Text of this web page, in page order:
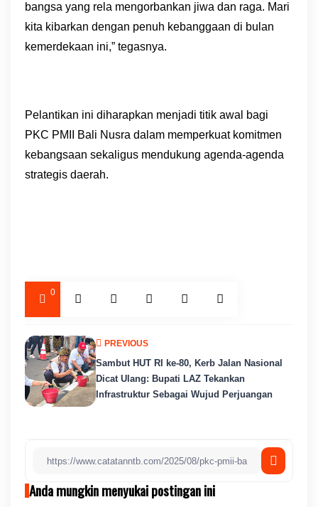
bangsa yang rela mengorbankan jiwa dan raga. Mari
kita kibarkan dengan penuh kebanggaan di bulan
kemerdekaan ini,” tegasnya.
Pelantikan ini diharapkan menjadi titik awal bagi
PKC PMII Bali Nusra dalam memperkuat komitmen
kebangsaan sekaligus mendukung agenda-agenda
strategis daerah.
0
PREVIOUS
Sambut HUT RI ke-80, Kerb Jalan Nasional
Dicat Ulang: Bupati LAZ Tekankan
Infrastruktur Sebagai Wujud Perjuangan
Anda mungkin menyukai postingan ini